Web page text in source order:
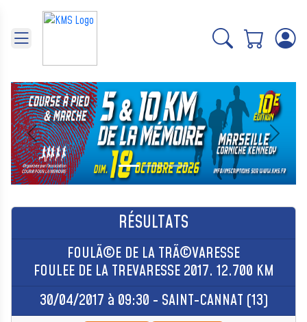
Précédent Suivant
RÉSULTATS
FOULÃ©E DE LA TRÃ©VARESSE
FOULEE DE LA TREVARESSE 2017. 12.700 KM
30/04/2017 à 09:30 - SAINT-CANNAT (13)
Panneau de gestion des cookies